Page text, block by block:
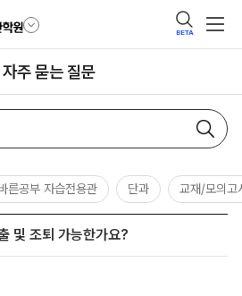
BETA
자주 묻는 질문
른공부 자습전용관 단과 교재/모의고
및 조퇴 가능한가요?